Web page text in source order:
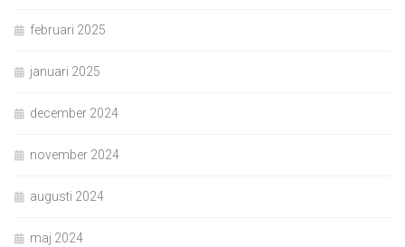
februari 2025
januari 2025
december 2024
november 2024
augusti 2024
maj 2024